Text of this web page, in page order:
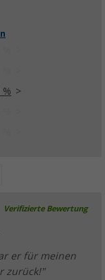
%
Verifizierte Bewertung
er für meinen
zurück!"